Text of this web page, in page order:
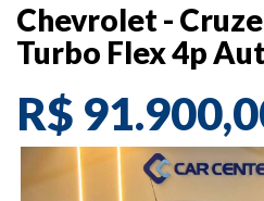
Chevrolet -
Turbo Flex 4p
R$